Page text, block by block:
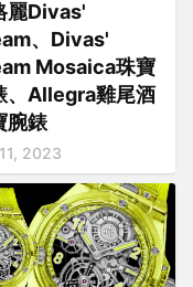
麗Divas'
、Divas'
Mosaica珠寶
、Allegra雞尾酒
腕錶
2023